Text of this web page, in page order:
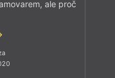
ale proč